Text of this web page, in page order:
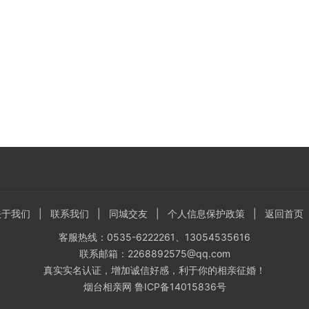
我们 联系我们 同城交友 个人信息保护政策 返回首页
客服热线：0535-6222261、13054535616
联系邮箱：2268892575@qq.com
真实实名认证，增加诚信好感，利于你的相亲征婚！
烟台相亲网 鲁ICP备14015836号